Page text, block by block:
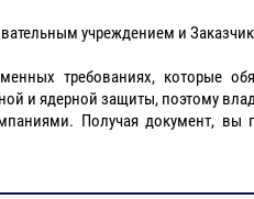
учреждением и
требованиях, которые
и ядерной защиты, поэтому
Получая документ, вы